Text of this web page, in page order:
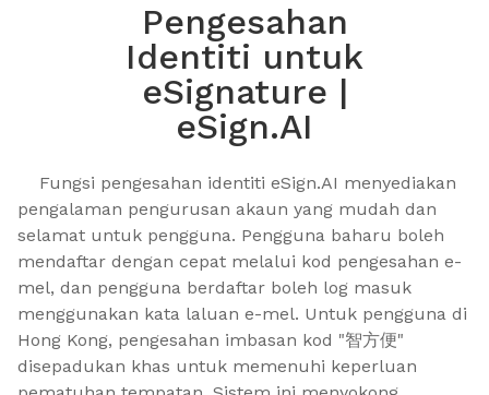
Pengesahan
Identiti untuk
eSignature |
eSign.AI
pengalaman pengurusan akaun yang mudah dan
selamat untuk pengguna. Pengguna baharu boleh
mendaftar dengan cepat melalui kod pengesahan e-
mel, dan pengguna berdaftar boleh log masuk
menggunakan kata laluan e-mel. Untuk pengguna di
Hong Kong, pengesahan imbasan kod "智方便"
disepadukan khas untuk memenuhi keperluan